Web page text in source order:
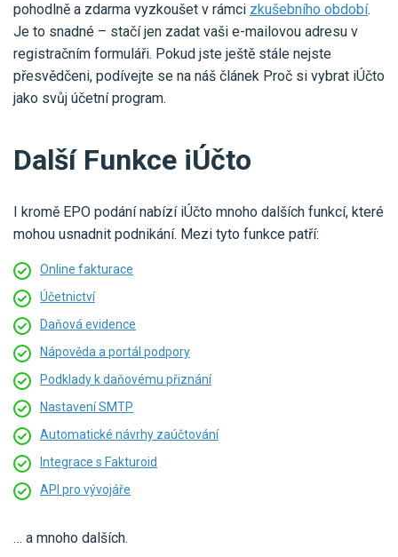
pohodlně a zdarma vyzkoušet v rámci zkušebního období.
Je to snadné – stačí jen zadat vaši e-mailovou adresu v
registračním formuláři. Pokud jste ještě stále nejste
přesvědčeni, podívejte se na náš článek Proč si vybrat iÚčto
jako svůj účetní program.
Další Funkce iÚčto
I kromě EPO podání nabízí iÚčto mnoho dalších funkcí, které
mohou usnadnit podnikání. Mezi tyto funkce patří:
Online fakturace
Účetnictví
Daňová evidence
Nápověda a portál podpory
Podklady k daňovému přiznání
Nastavení SMTP
Automatické návrhy zaúčtování
Integrace s Fakturoid
API pro vývojáře
… a mnoho dalších.